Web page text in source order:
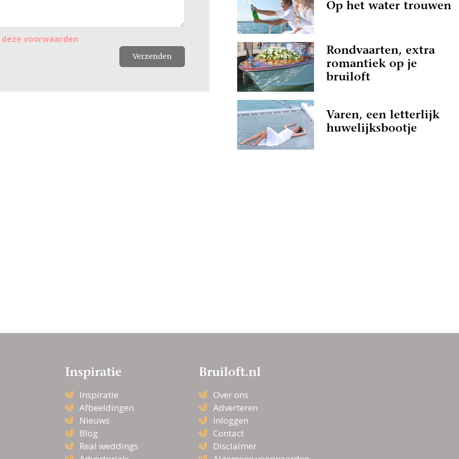
deze voorwaarden
Verzenden
Op het water trouwen
Rondvaarten, extra
romantiek op je
bruiloft
Varen, een letterlijk
huwelijksbootje
Inspiratie
Inspiratie
Afbeeldingen
Nieuws
Blog
Real weddings
Bruiloft.nl
Over ons
Adverteren
Inloggen
Contact
Disclaimer